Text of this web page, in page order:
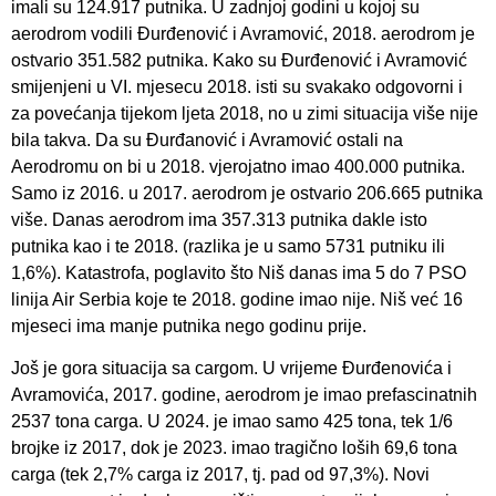
imali su 124.917 putnika. U zadnjoj godini u kojoj su
aerodrom vodili Đurđenović i Avramović, 2018. aerodrom je
ostvario 351.582 putnika. Kako su Đurđenović i Avramović
smijenjeni u VI. mjesecu 2018. isti su svakako odgovorni i
za povećanja tijekom ljeta 2018, no u zimi situacija više nije
bila takva. Da su Đurđanović i Avramović ostali na
Aerodromu on bi u 2018. vjerojatno imao 400.000 putnika.
Samo iz 2016. u 2017. aerodrom je ostvario 206.665 putnika
više. Danas aerodrom ima 357.313 putnika dakle isto
putnika kao i te 2018. (razlika je u samo 5731 putniku ili
1,6%). Katastrofa, poglavito što Niš danas ima 5 do 7 PSO
linija Air Serbia koje te 2018. godine imao nije. Niš već 16
mjeseci ima manje putnika nego godinu prije.
Još je gora situacija sa cargom. U vrijeme Đurđenovića i
Avramovića, 2017. godine, aerodrom je imao prefascinatnih
2537 tona carga. U 2024. je imao samo 425 tona, tek 1/6
brojke iz 2017, dok je 2023. imao tragično loših 69,6 tona
carga (tek 2,7% carga iz 2017, tj. pad od 97,3%). Novi